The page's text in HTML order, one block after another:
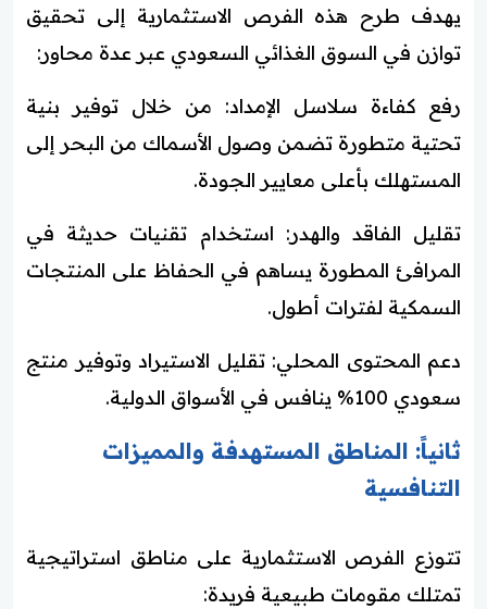
يهدف طرح هذه الفرص الاستثمارية إلى تحقيق
توازن في السوق الغذائي السعودي عبر عدة محاور:
رفع كفاءة سلاسل الإمداد: من خلال توفير بنية
تحتية متطورة تضمن وصول الأسماك من البحر إلى
المستهلك بأعلى معايير الجودة.
تقليل الفاقد والهدر: استخدام تقنيات حديثة في
المرافئ المطورة يساهم في الحفاظ على المنتجات
السمكية لفترات أطول.
دعم المحتوى المحلي: تقليل الاستيراد وتوفير منتج
سعودي 100% ينافس في الأسواق الدولية.
ثانياً: المناطق المستهدفة والمميزات
التنافسية
تتوزع الفرص الاستثمارية على مناطق استراتيجية
تمتلك مقومات طبيعية فريدة: